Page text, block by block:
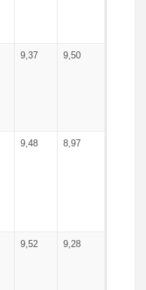
9,37 9,50
9,48 8,97
9,52 9,28